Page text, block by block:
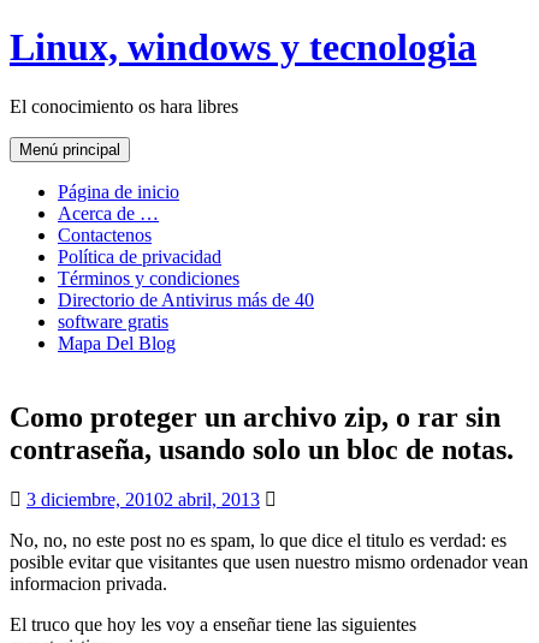
Saltar
al
Linux, windows y tecnologia
El conocimiento os hara libres
Menú principal
Página de inicio
Acerca de …
Contactenos
Política de privacidad
Términos y condiciones
Directorio de Antivirus más de 40
software gratis
Mapa Del Blog
Como proteger un archivo zip, o rar sin
contraseña, usando solo un bloc de notas.
3 diciembre, 20102 abril, 2013
No, no, no este post no es spam, lo que dice el titulo es verdad: es
posible evitar que visitantes que usen nuestro mismo ordenador vean
informacion privada.
El truco que hoy les voy a enseñar tiene las siguientes